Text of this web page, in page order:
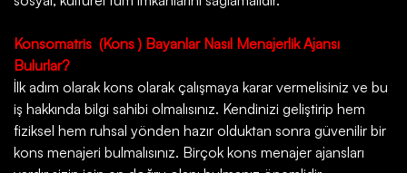
Konsomatris (Kons ) Bayanlar Nasıl Menajerlik Ajansı
Bulurlar?
İlk adım olarak kons olarak çalışmaya karar vermelisiniz ve bu
iş hakkında bilgi sahibi olmalısınız. Kendinizi geliştirip hem
fiziksel hem ruhsal yönden hazır olduktan sonra güvenilir bir
kons menajeri bulmalısınız. Birçok kons menajer ajansları